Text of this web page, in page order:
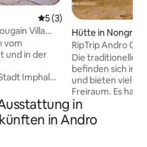
Durchschnittliche
5 (3)
Villa
vom
und in der
Imphal
und ist von
inspiriert und
Kultur
Hütte in Nongren
RipTrip Andro
Erdhütte 1
Die traditionellen
befinden sich in
und bieten viel
Freiraum. Es
Hütten mit einem
und einem
Diese Hütte ist
in
in Andro